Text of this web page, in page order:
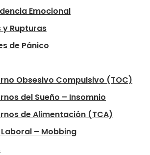
Emocional
y Rupturas
de Pánico
Obsesivo Compulsivo (TOC)
del Sueño – Insomnio
de Alimentación (TCA)
– Mobbing